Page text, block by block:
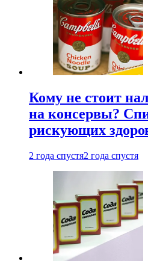
Кому не стоит
на консервы?
рискующих
2 года спустя2 года спустя